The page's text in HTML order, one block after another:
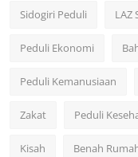
Sidogiri Peduli LAZ
Peduli Ekonomi
Peduli Kemanusiaan
Zakat Peduli
Kisah Benah